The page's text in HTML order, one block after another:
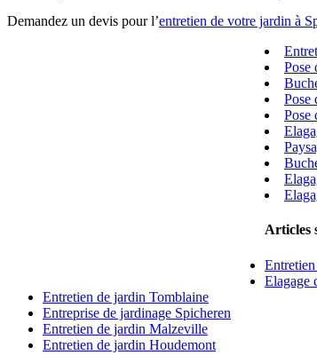
Demandez un devis pour l’entretien de votre jardin à
Pose
Pose
Pose
Articles
Elagage
Entretien de jardin Tomblaine
Entreprise de jardinage Spicheren
Entretien de jardin Malzeville
Entretien de jardin Houdemont